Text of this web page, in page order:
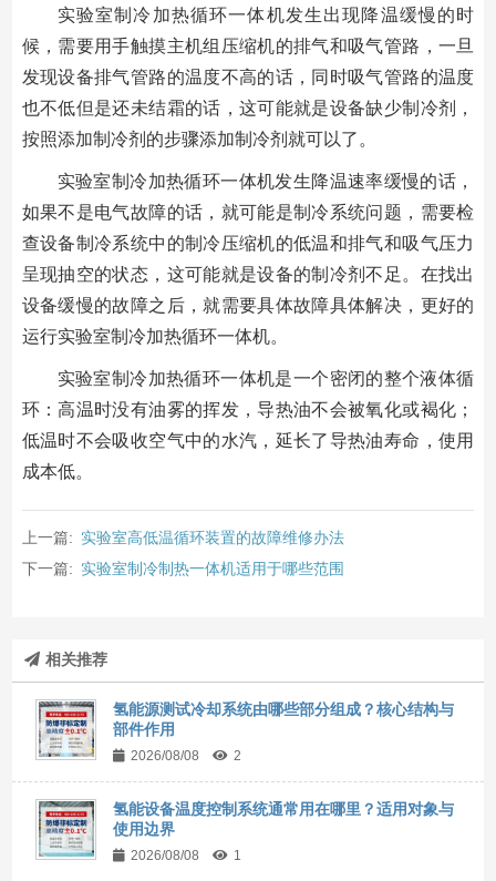
实验室制冷加热循环一体机发生出现降温缓慢的时
候，需要用手触摸主机组压缩机的排气和吸气管路，一旦
发现设备排气管路的温度不高的话，同时吸气管路的温度
也不低但是还未结霜的话，这可能就是设备缺少制冷剂，
按照添加制冷剂的步骤添加制冷剂就可以了。
实验室制冷加热循环一体机发生降温速率缓慢的话，
如果不是电气故障的话，就可能是制冷系统问题，需要检
查设备制冷系统中的制冷压缩机的低温和排气和吸气压力
呈现抽空的状态，这可能就是设备的制冷剂不足。在找出
设备缓慢的故障之后，就需要具体故障具体解决，更好的
运行实验室制冷加热循环一体机。
实验室制冷加热循环一体机是一个密闭的整个液体循
环：高温时没有油雾的挥发，导热油不会被氧化或褐化；
低温时不会吸收空气中的水汽，延长了导热油寿命，使用
成本低。
上一篇: 实验室高低温循环装置的故障维修办法
下一篇: 实验室制冷制热一体机适用于哪些范围
相关推荐
氢能源测试冷却系统由哪些部分组成？核心结构与
部件作用
2026/08/08 2
氢能设备温度控制系统通常用在哪里？适用对象与
使用边界
2026/08/08 1